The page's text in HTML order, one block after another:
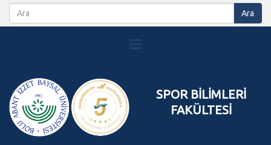
SPOR BİLİMLERİ
FAKÜLTESİ